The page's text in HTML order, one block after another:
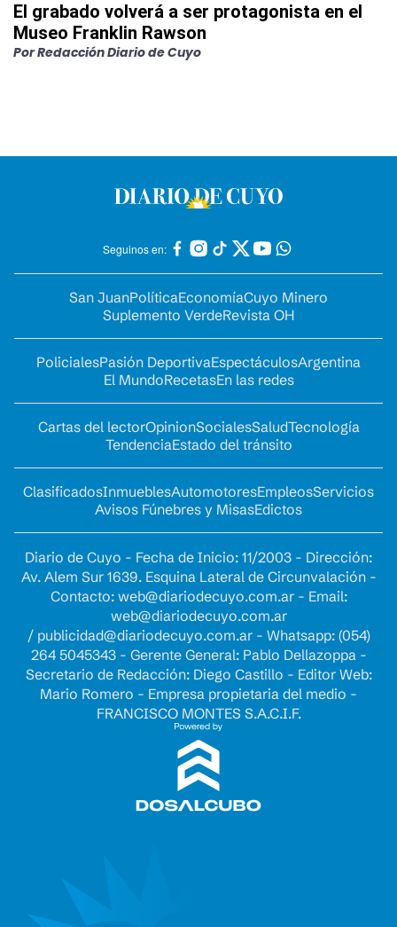
El grabado volverá a ser protagonista en el
Museo Franklin Rawson
PorRedacción Diario de Cuyo
Seguinos en:
San JuanPolíticaEconomíaCuyo Minero
Suplemento VerdeRevista OH
PolicialesPasión DeportivaEspectáculosArgentina
El MundoRecetasEn las redes
Cartas del lectorOpinionSocialesSaludTecnología
TendenciaEstado del tránsito
ClasificadosInmueblesAutomotoresEmpleosServicios
Avisos Fúnebres y MisasEdictos
Diario de Cuyo - Fecha de Inicio: 11/2003 - Dirección:
Av. Alem Sur 1639. Esquina Lateral de Circunvalación -
Contacto: web@diariodecuyo.com.ar- Email:
web@diariodecuyo.com.ar
/ publicidad@diariodecuyo.com.ar- Whatsapp: (054)
264 5045343 - Gerente General: Pablo Dellazoppa -
Secretario de Redacción: Diego Castillo - Editor Web:
Mario Romero - Empresa propietaria del medio -
FRANCISCO MONTES S.A.C.I.F.